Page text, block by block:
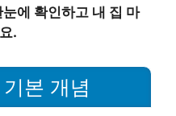
에 확인하고 내 집 마
.
본 개념